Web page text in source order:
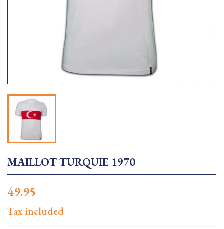
MAILLOT TURQUIE 1970
49.95
Tax included